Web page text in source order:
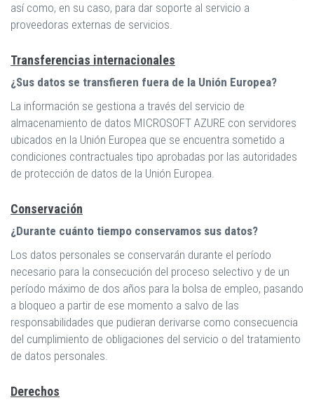
así como, en su caso, para dar soporte al servicio a
proveedoras externas de servicios.
Transferencias internacionales
¿Sus datos se transfieren fuera de la Unión Europea?
La información se gestiona a través del servicio de
almacenamiento de datos MICROSOFT AZURE con servidores
ubicados en la Unión Europea que se encuentra sometido a
condiciones contractuales tipo aprobadas por las autoridades
de protección de datos de la Unión Europea.
Conservación
¿Durante cuánto tiempo conservamos sus datos?
Los datos personales se conservarán durante el período
necesario para la consecución del proceso selectivo y de un
período máximo de dos años para la bolsa de empleo, pasando
a bloqueo a partir de ese momento a salvo de las
responsabilidades que pudieran derivarse como consecuencia
del cumplimiento de obligaciones del servicio o del tratamiento
de datos personales.
Derechos